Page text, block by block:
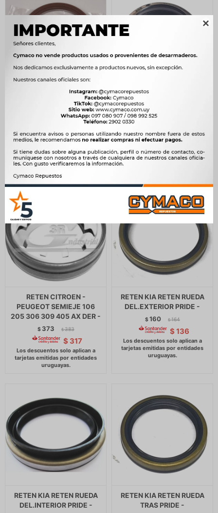

RETEN TOYOTA RETEN
BANCADA COROLLA
CE100 -
1.962
$ 1.668
RETEN DFM DFSK SALIDA
CAJA DFM SERIE K
32X42X10/13 -
280 $
$238
RETEN CITROEN -
PEUGEOT SEMIEJE 106
205 306 309 405 AX DER -
$ 373 $ 383
$ 317
RETEN KIA RETEN RUEDA
DEL.EXTERIOR PRIDE -
$160 $ 164
$ 136
RETEN KIA RETEN RUEDA
DEL.INTERIOR PRIDE -
RETEN KIA RETEN RUEDA
TRAS PRIDE -